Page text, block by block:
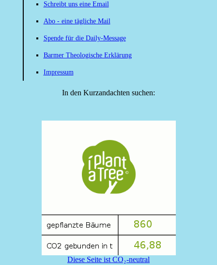
Schreibt uns eine Email
Abo - eine tägliche Mail
Spende für die Daily-Message
Barmer Theologische Erklärung
Impressum
In den Kurzandachten suchen:
Diese Seite ist CO₂-neutral